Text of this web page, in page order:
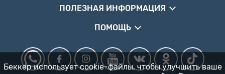
ПОЛЕЗНАЯ ИНФОРМАЦИЯ
ПОМОЩЬ
Беккер использует cookie-файлы, чтобы улучшить ваше